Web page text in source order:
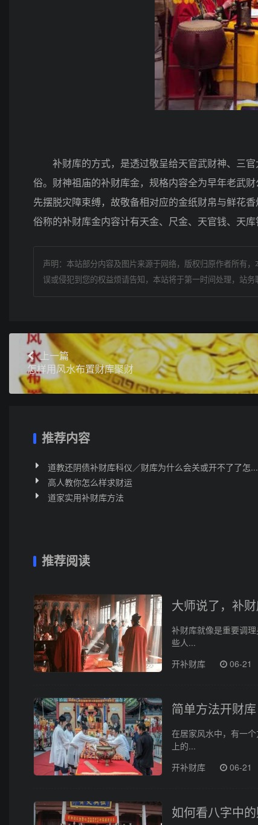
补财库的方式，是透过敬呈给天官武财神、三官
俗。财神祖庙的补财库金，规格内容全为早年老武
先摆脱灾障束缚，故敬备相对应的金纸财帛与鲜花
俗称的补财库金内容计有天金、尺金、天官钱、天
声明：本站部分内容及图片来源于网络，版权归原作者所有
误或侵犯到您的权益烦请告知，本站将于第一时间处理，站务
上一篇
怎样用风水布置财库聚财
推荐内容
道教还阴债补财库科仪／财库为什么会关或开不了了怎...
高人教你怎么样求财运
道家实用补财库方法
推荐阅读
大师说了，补
补财库就像是重要调
些人...
开补财库
06-21
简单方法开财
在居家风水中，有一
上的...
开补财库
06-21
如何看八字中的